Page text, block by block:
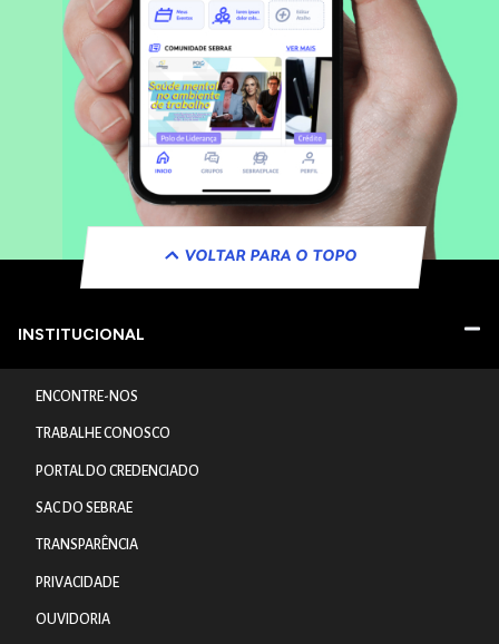
VOLTAR PARA O TOPO
INSTITUCIONAL
ENCONTRE-NOS
TRABALHE CONOSCO
PORTAL DO CREDENCIADO
SAC DO SEBRAE
TRANSPARÊNCIA
PRIVACIDADE
OUVIDORIA